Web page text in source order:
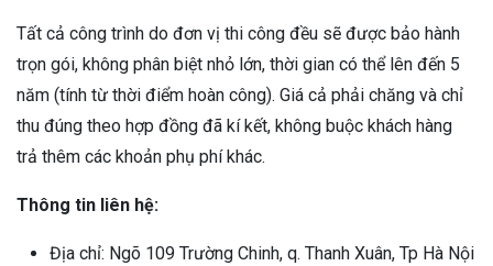
Tất cả công trình do đơn vị thi công đều sẽ được bảo hành
trọn gói, không phân biệt nhỏ lớn, thời gian có thể lên đến 5
năm (tính từ thời điểm hoàn công). Giá cả phải chăng và chỉ
thu đúng theo hợp đồng đã kí kết, không buộc khách hàng
trả thêm các khoản phụ phí khác.
Thông tin liên hệ:
Địa chỉ: Ngõ 109 Trường Chinh, q. Thanh Xuân, Tp Hà Nội